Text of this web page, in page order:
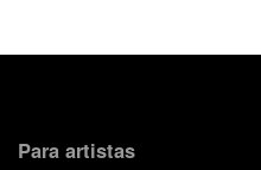
Para artistas